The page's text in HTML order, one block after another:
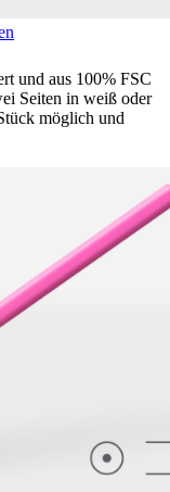
und aus 100% FSC
Seiten in weiß oder
möglich und